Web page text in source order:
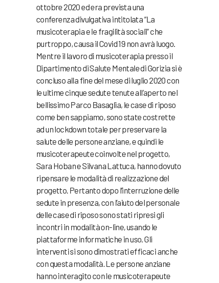
ottobre 2020 ed era prevista una
conferenza divulgativa intitolata “La
musicoterapia e le fragilità sociali” che
purtroppo, causa il Covid 19 non avrà luogo.
Mentre il lavoro di musicoterapia presso il
Dipartimento di Salute Mentale di Gorizia si è
concluso alla fine del mese di luglio 2020 con
le ultime cinque sedute tenute all’aperto nel
bellissimo Parco Basaglia, le case di riposo
come ben sappiamo, sono state costrette
ad un lockdown totale per preservare la
salute delle persone anziane, e quindi le
musicoterapeute coinvolte nel progetto,
Sara Hoban e Silvana Lattuca, hanno dovuto
ripensare le modalità di realizzazione del
progetto. Pertanto dopo l’interruzione delle
sedute in presenza, con l’aiuto del personale
delle case di riposo sono stati ripresi gli
incontri in modalità on-line, usando le
piattaforme informatiche in uso. Gli
interventi si sono dimostrati efficaci anche
con questa modalità. Le persone anziane
hanno interagito con le musicoterapeute